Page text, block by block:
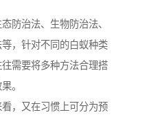
防治法、生物防治法、
，针对不同的白蚁种类
需要将多种方法合理搭
。
，又在习惯上可分为预